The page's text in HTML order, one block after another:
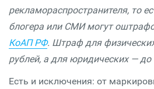
рекламораспространителя, то
блогера или СМИ могут
КоАП РФ. Штраф для
рублей, а для юридических — до
Есть и исключения: от